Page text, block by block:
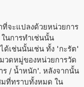
จะแปลงด้วยหน่วยการ
นการทำเช่นนั้น
ด้เช่นนั้นเช่น ทั้ง 'กะรัต'
วดหมู่ของหน่วยการวัด
/ น้ำหนัก'. หลังจากนั้น
ที่ทราบทั้งหมด ใน